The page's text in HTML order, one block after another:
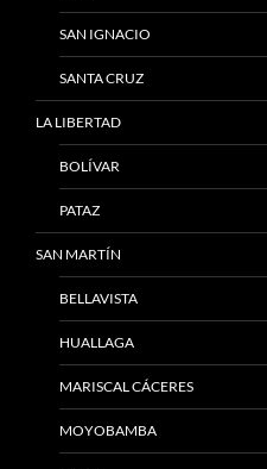
SAN IGNACIO
SANTA CRUZ
LA LIBERTAD
BOLÍVAR
PATAZ
SAN MARTÍN
BELLAVISTA
HUALLAGA
MARISCAL CÁCERES
MOYOBAMBA